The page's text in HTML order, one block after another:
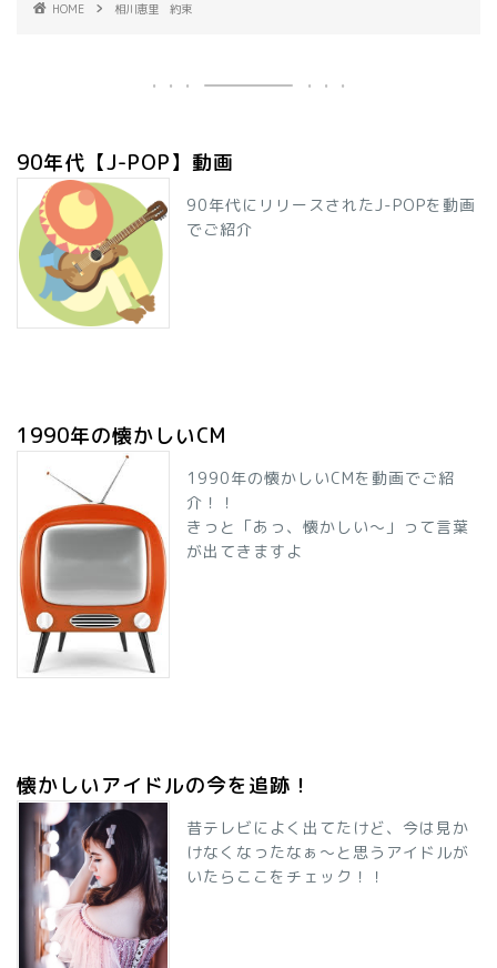
HOME 相川恵里 約束
90年代【J-POP】動画
90年代にリリースされたJ-POPを動画
でご紹介
1990年の懐かしいCM
1990年の懐かしいCMを動画でご紹
介！！
きっと「あっ、懐かしい～」って言葉
が出てきますよ
懐かしいアイドルの今を追跡！
昔テレビによく出てたけど、今は見か
けなくなったなぁ～と思うアイドルが
いたらここをチェック！！